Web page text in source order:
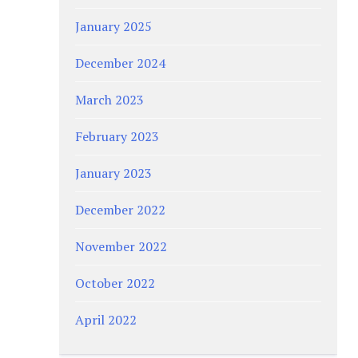
January 2025
December 2024
March 2023
February 2023
January 2023
December 2022
November 2022
October 2022
April 2022